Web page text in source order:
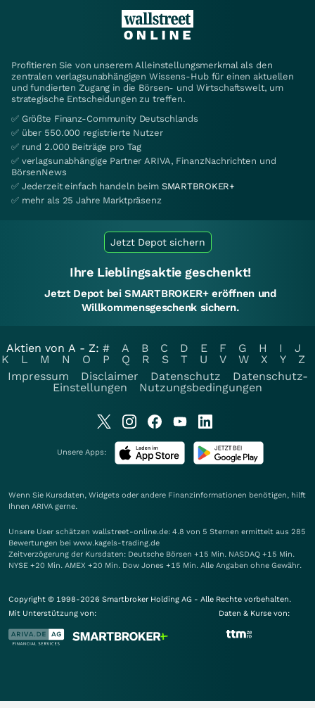
Profitieren Sie von unserem Alleinstellungsmerkmal als den
zentralen verlagsunabhängigen Wissens-Hub für einen aktuellen
und fundierten Zugang in die Börsen- und Wirtschaftswelt, um
strategische Entscheidungen zu treffen.
✅ Größte Finanz-Community Deutschlands
✅ über 550.000 registrierte Nutzer
✅ rund 2.000 Beiträge pro Tag
✅ verlagsunabhängige Partner ARIVA, FinanzNachrichten und
BörsenNews
✅ Jederzeit einfach handeln beim SMARTBROKER+
✅ mehr als 25 Jahre Marktpräsenz
Jetzt Depot sichern
Ihre Lieblingsaktie geschenkt!
Jetzt Depot bei SMARTBROKER+ eröffnen und
Willkommensgeschenk sichern.
Aktien von A - Z: # A B C D E F G H I
J
K
L M N O P Q R S T U V W X Y
Z
Impressum
Disclaimer Datenschutz
Datenschutz-
Einstellungen
Nutzungsbedingungen
Unsere Apps:
Wenn Sie Kursdaten, Widgets oder andere Finanzinformationen benötigen, hilft
Ihnen ARIVA gerne.
Unsere User schätzen wallstreet-online.de: 4.8 von 5 Sternen ermittelt aus 285
Bewertungen bei www.kagels-trading.de
Zeitverzögerung der Kursdaten: Deutsche Börsen +15 Min. NASDAQ +15 Min.
NYSE +20 Min. AMEX +20 Min. Dow Jones +15 Min. Alle Angaben ohne Gewähr.
Copyright © 1998-2026 Smartbroker Holding AG - Alle Rechte vorbehalten.
Mit Unterstützung von:
Daten & Kurse von: